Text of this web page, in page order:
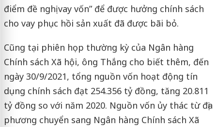
điểm đề nghị vay vốn” để được hưởng chính sách
cho vay phục hồi sản xuất đã được bãi bỏ.
Cũng tại phiên họp thường kỳ của Ngân hàng
Chính sách Xã hội, ông Thắng cho biết thêm, đến
ngày 30/9/2021, tổng nguồn vốn hoạt động tín
dụng chính sách đạt 254.356 tỷ đồng, tăng 20.811
tỷ đồng so với năm 2020. Nguồn vốn ủy thác từ địa
phương chuyển sang Ngân hàng Chính sách Xã